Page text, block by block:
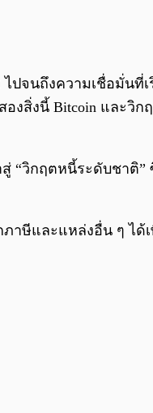
ปจนถึงความเชื่อมั่น
งสิ่งนี้ Bitcoin และวิ
“วิกฤตหนี้ระดับชาติ
าษีและแหล่งอื่น ๆ ได้